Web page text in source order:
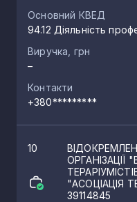
Основний КВЕД
94.12 Діяльність
Виручка, грн
–
Контакти
+380*********
10
ОРГАНІЗАЦІЇ
"АСОЦІАЦІЯ
39114845